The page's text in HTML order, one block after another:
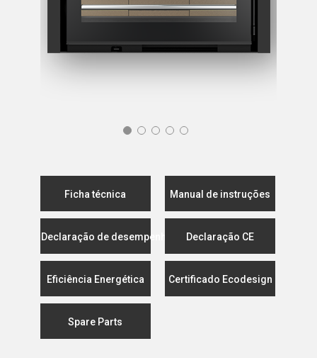
Ficha técnica Manual de instruções
Declaração de desempenho Declaração CE
Eficiência Energética Certificado Ecodesign
Spare Parts